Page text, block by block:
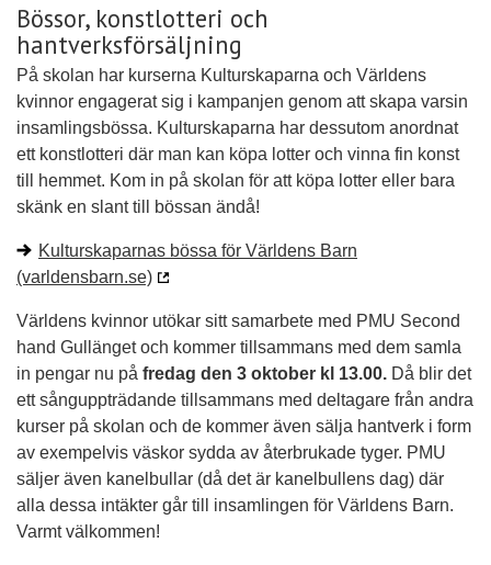
Bössor, konstlotteri och
hantverksförsäljning
På skolan har kurserna Kulturskaparna och Världens
kvinnor engagerat sig i kampanjen genom att skapa varsin
insamlingsbössa. Kulturskaparna har dessutom anordnat
ett konstlotteri där man kan köpa lotter och vinna fin konst
till hemmet. Kom in på skolan för att köpa lotter eller bara
skänk en slant till bössan ändå!
Kulturskaparnas bössa för Världens Barn
(varldensbarn.se)
Världens kvinnor utökar sitt samarbete med PMU Second
hand Gullänget och kommer tillsammans med dem samla
in pengar nu på fredag den 3 oktober kl 13.00. Då blir det
ett sånguppträdande tillsammans med deltagare från andra
kurser på skolan och de kommer även sälja hantverk i form
av exempelvis väskor sydda av återbrukade tyger. PMU
säljer även kanelbullar (då det är kanelbullens dag) där
alla dessa intäkter går till insamlingen för Världens Barn.
Varmt välkommen!